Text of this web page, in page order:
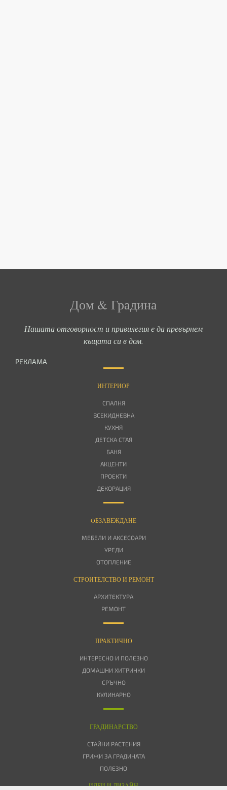
Дом & Градина
Нашата отговорност и привилегия е да превърнем
къщата си в дом.
РЕКЛАМА
ИНТЕРИОР
СПАЛНЯ
ВСЕКИДНЕВНА
КУХНЯ
ДЕТСКА СТАЯ
БАНЯ
АКЦЕНТИ
ПРОЕКТИ
ДЕКОРАЦИЯ
OБЗАВЕЖДАНЕ
МЕБЕЛИ И АКСЕСОАРИ
УРЕДИ
ОТОПЛЕНИЕ
СТРОИТЕЛСТВО И РЕМОНТ
АРХИТЕКТУРА
РЕМОНТ
ПРАКТИЧНО
ИНТЕРЕСНО И ПОЛЕЗНО
ДОМАШНИ ХИТРИНКИ
СРЪЧНО
КУЛИНАРНО
ГРАДИНАРСТВО
СТАЙНИ РАСТЕНИЯ
ГРИЖИ ЗА ГРАДИНАТА
ПОЛЕЗНО
ИДЕИ И ДИЗАЙН